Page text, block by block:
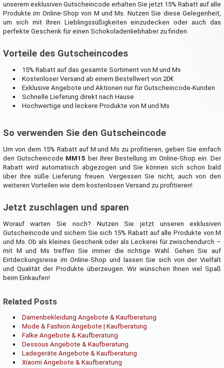
unserem exklusiven Gutscheincode erhalten Sie jetzt 15% Rabatt auf alle
Produkte im Online-Shop von M und Ms. Nutzen Sie diese Gelegenheit,
um sich mit Ihren Lieblingssüßigkeiten einzudecken oder auch das
perfekte Geschenk für einen Schokoladenliebhaber zu finden.
Vorteile des Gutscheincodes
15% Rabatt auf das gesamte Sortiment von M und Ms
Kostenloser Versand ab einem Bestellwert von 20€
Exklusive Angebote und Aktionen nur für Gutscheincode-Kunden
Schnelle Lieferung direkt nach Hause
Hochwertige und leckere Produkte von M und Ms
So verwenden Sie den Gutscheincode
Um von dem 15% Rabatt auf M und Ms zu profitieren, geben Sie einfach
den Gutscheincode MM15 bei Ihrer Bestellung im Online-Shop ein. Der
Rabatt wird automatisch abgezogen und Sie können sich schon bald
über Ihre süße Lieferung freuen. Vergessen Sie nicht, auch von den
weiteren Vorteilen wie dem kostenlosen Versand zu profitieren!
Jetzt zuschlagen und sparen
Worauf warten Sie noch? Nutzen Sie jetzt unseren exklusiven
Gutscheincode und sichern Sie sich 15% Rabatt auf alle Produkte von M
und Ms. Ob als kleines Geschenk oder als Leckerei für zwischendurch –
mit M und Ms treffen Sie immer die richtige Wahl. Gehen Sie auf
Entdeckungsreise im Online-Shop und lassen Sie sich von der Vielfalt
und Qualität der Produkte überzeugen. Wir wünschen Ihnen viel Spaß
beim Einkaufen!
Related Posts
Damenbekleidung Angebote & Kaufberatung
Mode & Fashion Angebote | Kaufberatung
Falke Angebote & Kaufberatung
Dessous Angebote & Kaufberatung
Ladegeräte Angebote & Kaufberatung
Xiaomi Angebote & Kaufberatung